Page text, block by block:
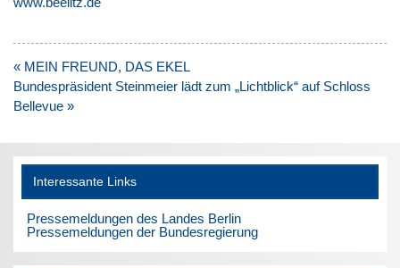
Beitragsnavigation
« MEIN FREUND, DAS EKEL
Bundespräsident Steinmeier lädt zum „Lichtblick“ auf Schloss
Bellevue »
Interessante Links
Pressemeldungen des Landes Berlin
Pressemeldungen der Bundesregierung